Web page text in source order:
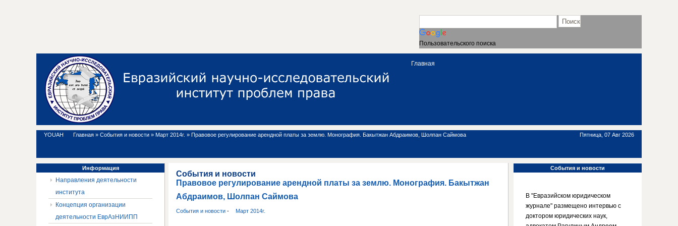
Пользовательского поиска
Главная
YOUAH Главная » События и новости » Март 2014г. » Правовое регулирование арендной платы за землю. Монография. Бакытжан Абдраимов, Шолпан Саймова Пятница, 07 Авг 2026
События и новости
Правовое регулирование арендной платы за землю. Монография. Бакытжан
Абдраимов, Шолпан Саймова
События и новости- Март 2014г.
Информация
Направления деятельности
института
Концепция организации
деятельности ЕврАзНИИПП
События и новости
В "Евразийском юридическом
журнале" размещено интервью с
доктором юридических наук,